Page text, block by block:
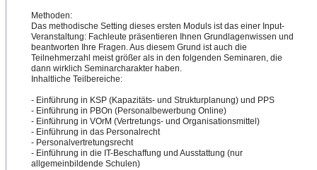
Methoden:
Das methodische Setting dieses ersten Moduls ist das einer Input-
Veranstaltung: Fachleute präsentieren Ihnen Grundlagenwissen und
beantworten Ihre Fragen. Aus diesem Grund ist auch die
Teilnehmerzahl meist größer als in den folgenden Seminaren, die
dann wirklich Seminarcharakter haben.
Inhaltliche Teilbereiche:
- Einführung in KSP (Kapazitäts- und Strukturplanung) und PPS
- Einführung in PBOn (Personalbewerbung Online)
- Einführung in VOrM (Vertretungs- und Organisationsmittel)
- Einführung in das Personalrecht
- Personalvertretungsrecht
- ​ Einführung in die IT-Beschaffung und Ausstattung (nur
allgemeinbildende Schulen)